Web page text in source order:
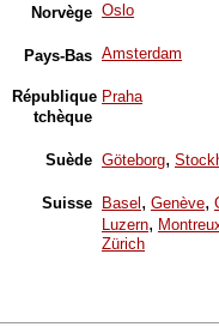
Norvège Oslo
Pays-Bas Amsterdam
République
tchèque
Praha
Suède Göteborg,
Suisse Basel , Genève,
Luzern,
Zürich